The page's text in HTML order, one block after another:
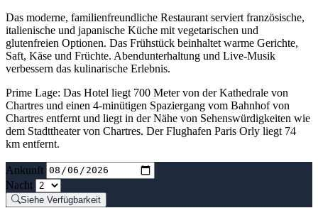
Das moderne, familienfreundliche Restaurant serviert französische,
italienische und japanische Küche mit vegetarischen und
glutenfreien Optionen. Das Frühstück beinhaltet warme Gerichte,
Saft, Käse und Früchte. Abendunterhaltung und Live-Musik
verbessern das kulinarische Erlebnis.
Prime Lage: Das Hotel liegt 700 Meter von der Kathedrale von
Chartres und einen 4-minütigen Spaziergang vom Bahnhof von
Chartres entfernt und liegt in der Nähe von Sehenswürdigkeiten wie
dem Stadttheater von Chartres. Der Flughafen Paris Orly liegt 74
km entfernt.
Ankunft
Nacht
Siehe Verfügbarkeit